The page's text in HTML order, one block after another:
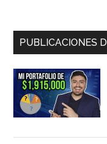
Barra
principal
PUBLICACIONES